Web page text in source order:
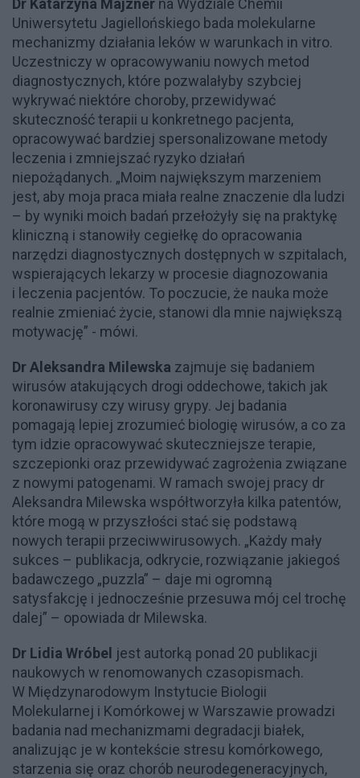
Uniwersytetu Jagiellońskiego bada molekularne
mechanizmy działania leków w warunkach in vitro.
Uczestniczy w opracowywaniu nowych metod
diagnostycznych, które pozwalałyby szybciej
wykrywać niektóre choroby, przewidywać
skuteczność terapii u konkretnego pacjenta,
opracowywać bardziej spersonalizowane metody
leczenia i zmniejszać ryzyko działań
niepożądanych. „Moim największym marzeniem
jest, aby moja praca miała realne znaczenie dla ludzi
– by wyniki moich badań przełożyły się na praktykę
kliniczną i stanowiły cegiełkę do opracowania
narzędzi diagnostycznych dostępnych w szpitalach,
wspierających lekarzy w procesie diagnozowania
i leczenia pacjentów. To poczucie, że nauka może
realnie zmieniać życie, stanowi dla mnie największą
motywację” - mówi.
Dr Aleksandra Milewska zajmuje się badaniem
wirusów atakujących drogi oddechowe, takich jak
koronawirusy czy wirusy grypy. Jej badania
pomagają lepiej zrozumieć biologię wirusów, a co za
tym idzie opracowywać skuteczniejsze terapie,
szczepionki oraz przewidywać zagrożenia związane
z nowymi patogenami. W ramach swojej pracy dr
Aleksandra Milewska współtworzyła kilka patentów,
które mogą w przyszłości stać się podstawą
nowych terapii przeciwwirusowych. „Każdy mały
sukces – publikacja, odkrycie, rozwiązanie jakiegoś
badawczego „puzzla” – daje mi ogromną
satysfakcję i jednocześnie przesuwa mój cel trochę
dalej” – opowiada dr Milewska.
Dr Lidia Wróbel jest autorką ponad 20 publikacji
naukowych w renomowanych czasopismach.
W Międzynarodowym Instytucie Biologii
Molekularnej i Komórkowej w Warszawie prowadzi
badania nad mechanizmami degradacji białek,
analizując je w kontekście stresu komórkowego,
starzenia się oraz chorób neurodegeneracyjnych,